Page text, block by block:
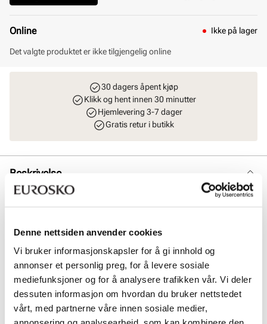
Denne nettsiden anvender cookies
Vi bruker informasjonskapsler for å gi innhold og
annonser et personlig preg, for å levere sosiale
mediefunksjoner og for å analysere trafikken vår. Vi deler
dessuten informasjon om hvordan du bruker nettstedet
vårt, med partnerne våre innen sosiale medier,
Online Ikke på lager
Det valgte produktet er ikke tilgjengelig online
30 dagers åpent kjøp
Klikk og hent innen 30 minutter
Hjemlevering 3-7 dager
Gratis retur i butikk
Beskrivelse
Stor og romslig shopper i robust skinn fra Stockholm DG. Modellen
har et stort rom på innsiden med en praktisk mobillomme +
på skulderen. Vesken lukkes enkelt med en magnetknapp på
hverdagsveske som rommer det meste. L = 40 cm H = 30 cm B = 15
cm.
Art. nr96243401
Lev. art. nr8807